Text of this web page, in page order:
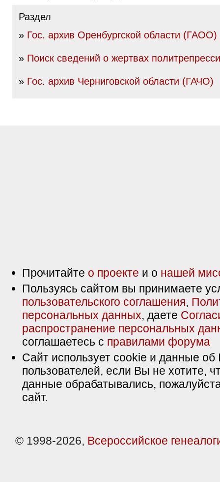
Раздел
» Гос. архив Оренбургской области (ГАОО)
» Поиск сведений о жертвах
» Гос. архив Черниговской области (ГАЧО)
Прочитайте о проекте и о нашей
Пользуясь сайтом вы принимаете
пользовательского соглашения,
персональных данных, даете
распространение персональных
соглашаетесь с правилами форума
Сайт использует cookie и данные об
пользователей, если Вы не хотите,
данные обрабатывались,
сайт.
© 1998-2026, Всероссийское